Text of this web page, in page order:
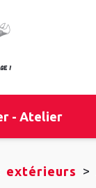
- Atelier
extérieurs >